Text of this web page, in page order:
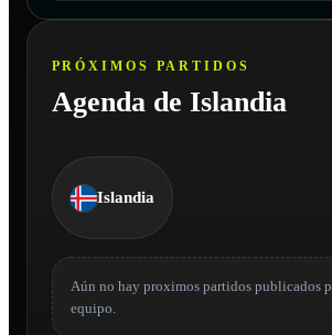
PRÓXIMOS PARTIDOS
Agenda de Islandia
Islandia
Aún no hay proximos partidos publicados
equipo.